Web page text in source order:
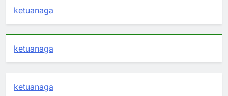
ketuanaga
ketuanaga
ketuanaga